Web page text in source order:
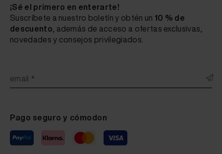
¡Sé el primero en enterarte!
Suscríbete a nuestro boletín y obtén un 10 % de
descuento, además de acceso a ofertas exclusivas,
novedades y consejos privilegiados.
email *
Pago seguro y cómodon